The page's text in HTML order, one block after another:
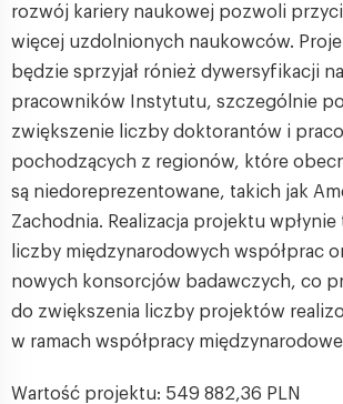
rozwój kariery naukowej pozwoli
więcej uzdolnionych naukowców.
będzie sprzyjał rónież dywersyfikacji
pracowników Instytutu, szczególnie
zwiększenie liczby doktorantów i
pochodzących z regionów, które
są niedoreprezentowane, takich jak
Zachodnia. Realizacja projektu
liczby międzynarodowych współprac
nowych konsorcjów badawczych, co
do zwiększenia liczby projektów
w ramach współpracy
Wartość projektu: 549 882,36 PLN